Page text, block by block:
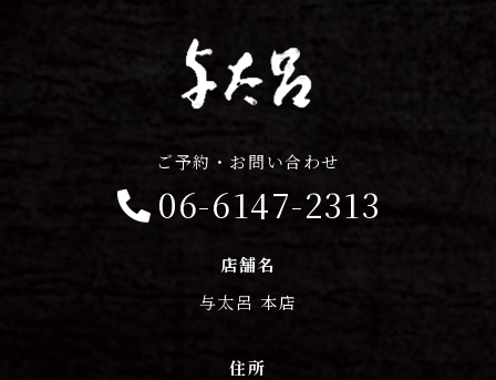
ご予約・お問い合わせ
06-6147-2313
店舗名
与太呂 本店
住所